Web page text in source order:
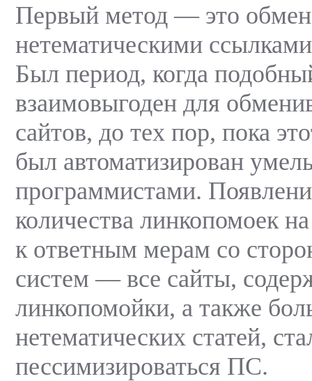
Первый метод — это обмен
нетематическими
Был период, когда
взаимовыгоден для
сайтов, до тех пор, пока
был автоматизирован
программистами.
количества линкопомоек
к ответным мерам со
систем — все сайты,
линкопомойки, а также
нетематических статей,
пессимизироваться ПС.